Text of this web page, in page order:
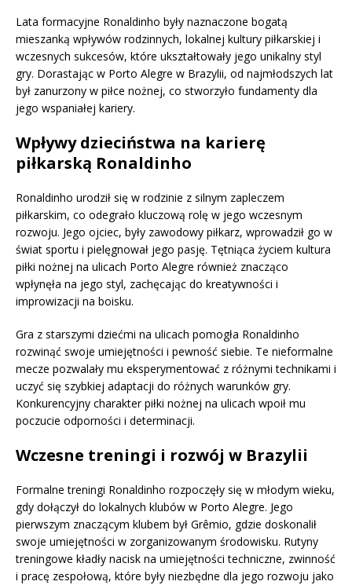
Lata formacyjne Ronaldinho były naznaczone bogatą
mieszanką wpływów rodzinnych, lokalnej kultury piłkarskiej i
wczesnych sukcesów, które ukształtowały jego unikalny styl
gry. Dorastając w Porto Alegre w Brazylii, od najmłodszych lat
był zanurzony w piłce nożnej, co stworzyło fundamenty dla
jego wspaniałej kariery.
Wpływy dzieciństwa na karierę
piłkarską Ronaldinho
Ronaldinho urodził się w rodzinie z silnym zapleczem
piłkarskim, co odegrało kluczową rolę w jego wczesnym
rozwoju. Jego ojciec, były zawodowy piłkarz, wprowadził go w
świat sportu i pielęgnował jego pasję. Tętniąca życiem kultura
piłki nożnej na ulicach Porto Alegre również znacząco
wpłynęła na jego styl, zachęcając do kreatywności i
improwizacji na boisku.
Gra z starszymi dziećmi na ulicach pomogła Ronaldinho
rozwinąć swoje umiejętności i pewność siebie. Te nieformalne
mecze pozwalały mu eksperymentować z różnymi technikami i
uczyć się szybkiej adaptacji do różnych warunków gry.
Konkurencyjny charakter piłki nożnej na ulicach wpoił mu
poczucie odporności i determinacji.
Wczesne treningi i rozwój w Brazylii
Formalne treningi Ronaldinho rozpoczęły się w młodym wieku,
gdy dołączył do lokalnych klubów w Porto Alegre. Jego
pierwszym znaczącym klubem był Grêmio, gdzie doskonalił
swoje umiejętności w zorganizowanym środowisku. Rutyny
treningowe kładły nacisk na umiejętności techniczne, zwinność
i pracę zespołową, które były niezbędne dla jego rozwoju jako